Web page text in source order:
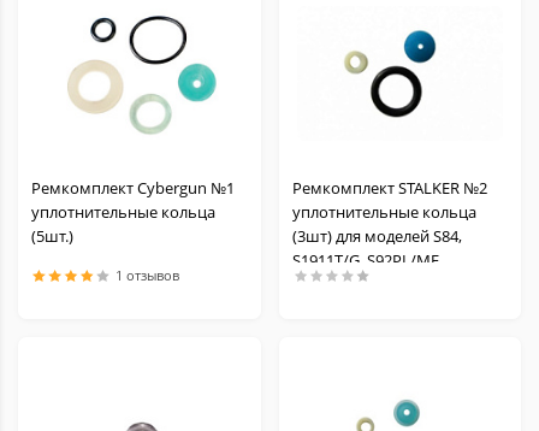
Ремкомплект Cybergun №1
уплотнительные кольца
(5шт.)
1 отзывов
Ремкомплект STALKER №2
уплотнительные кольца
(3шт) для моделей S84,
S1911T/G, S92PL/ME